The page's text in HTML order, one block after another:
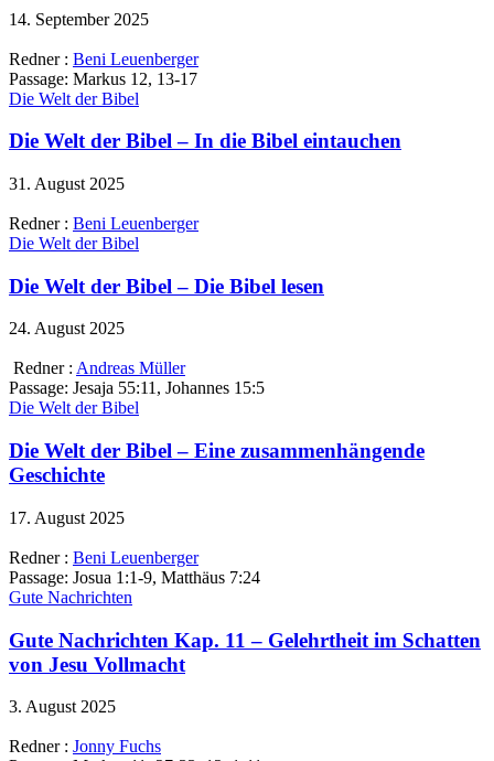
14. September 2025
Redner : Beni Leuenberger
Passage: Markus 12, 13-17
Die Welt der Bibel
Die Welt der Bibel – In die Bibel eintauchen
31. August 2025
Redner : Beni Leuenberger
Die Welt der Bibel
Die Welt der Bibel – Die Bibel lesen
24. August 2025
Redner : Andreas Müller
Passage: Jesaja 55:11, Johannes 15:5
Die Welt der Bibel
Die Welt der Bibel – Eine zusammenhängende
Geschichte
17. August 2025
Redner : Beni Leuenberger
Passage: Josua 1:1-9, Matthäus 7:24
Gute Nachrichten
Gute Nachrichten Kap. 11 – Gelehrtheit im Schatten
von Jesu Vollmacht
3. August 2025
Redner : Jonny Fuchs